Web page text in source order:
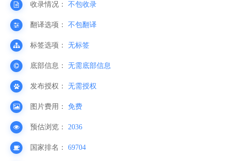
收录情况： 不包收录
翻译选项： 不包翻译
标签选项： 无标签
底部信息： 无需底部信息
发布授权： 无需授权
图片费用： 免费
预估浏览： 2036
国家排名： 69704